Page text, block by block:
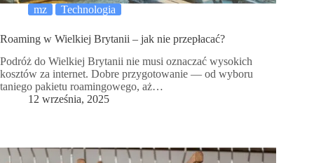
mz Technologia
Roaming w Wielkiej Brytanii – jak nie przepłacać?
Podróż do Wielkiej Brytanii nie musi oznaczać wysokich
kosztów za internet. Dobre przygotowanie — od wyboru
taniego pakietu roamingowego, aż…
12 września, 2025